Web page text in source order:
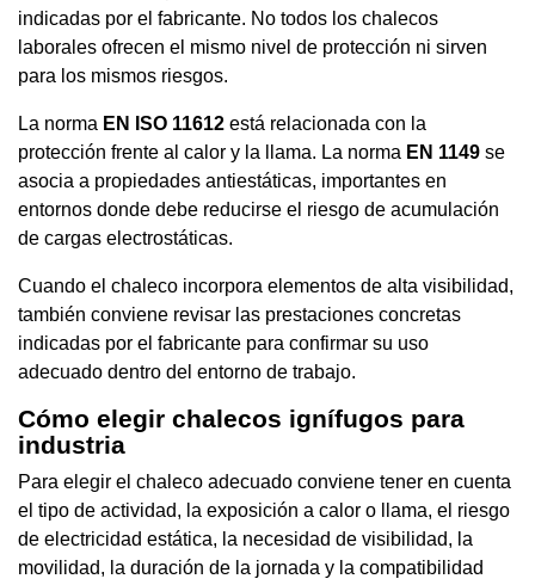
indicadas por el fabricante. No todos los chalecos
laborales ofrecen el mismo nivel de protección ni sirven
para los mismos riesgos.
La norma EN ISO 11612 está relacionada con la
protección frente al calor y la llama. La norma EN 1149 se
asocia a propiedades antiestáticas, importantes en
entornos donde debe reducirse el riesgo de acumulación
de cargas electrostáticas.
Cuando el chaleco incorpora elementos de alta visibilidad,
también conviene revisar las prestaciones concretas
indicadas por el fabricante para confirmar su uso
adecuado dentro del entorno de trabajo.
Cómo elegir chalecos ignífugos para
industria
Para elegir el chaleco adecuado conviene tener en cuenta
el tipo de actividad, la exposición a calor o llama, el riesgo
de electricidad estática, la necesidad de visibilidad, la
movilidad, la duración de la jornada y la compatibilidad